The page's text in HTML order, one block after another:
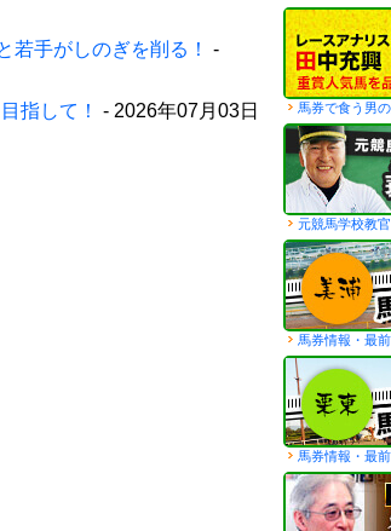
若手がしのぎを削る！
-
指して！
- 2026年07月03日
馬券で食う男
元競馬学校教
馬券情報・最
馬券情報・最